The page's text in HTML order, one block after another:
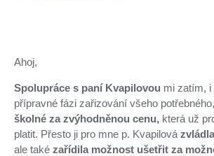
Ahoj,
Spolupráce s paní Kvapilovou mi zatím,
přípravné fázi zařizování všeho potřebného,
školné za zvýhodněnou cenu, která už
platit. Přesto ji pro mne p. Kvapilová
ale také zařídila možnost ušetřit za